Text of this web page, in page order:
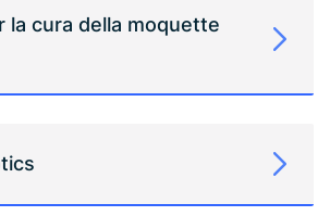
la cura della moquette